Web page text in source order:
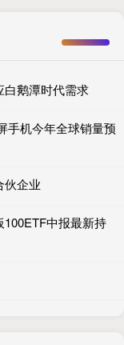
白鹅潭时代需求
手机今年全球销量预
伙企业
中报最新持